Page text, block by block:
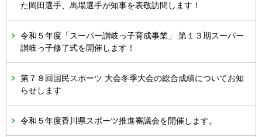
た岡田選手、馬場選手が知事を表敬訪問します！
令和５年度「スーパー讃岐っ子育成事業」 第１３期スーパー
讃岐っ子修了式を開催します！
第７８回国民スポーツ 大会冬季大会の総合成績についてお知
らせします
令和５年度香川県スポーツ推進審議会を開催します。